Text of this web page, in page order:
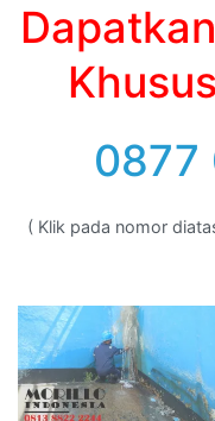
0877
( Klik pada nomor